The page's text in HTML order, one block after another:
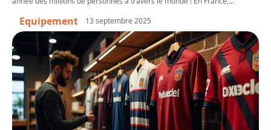
Equipement 13 septembre 2025